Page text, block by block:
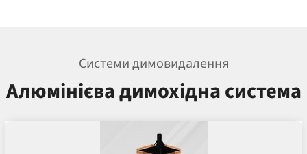
Системи димовидалення
Алюмінієва димохідна система